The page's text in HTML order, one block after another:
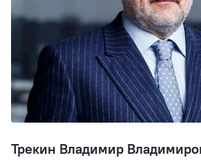
Трекин Владимир